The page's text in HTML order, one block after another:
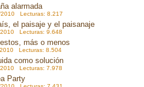
alarmada
2010 Lecturas: 8.217
el paisaje y el paisanaje
2010 Lecturas: 9.648
más o menos
2010 Lecturas: 8.504
como solución
2010 Lecturas: 7.978
Party